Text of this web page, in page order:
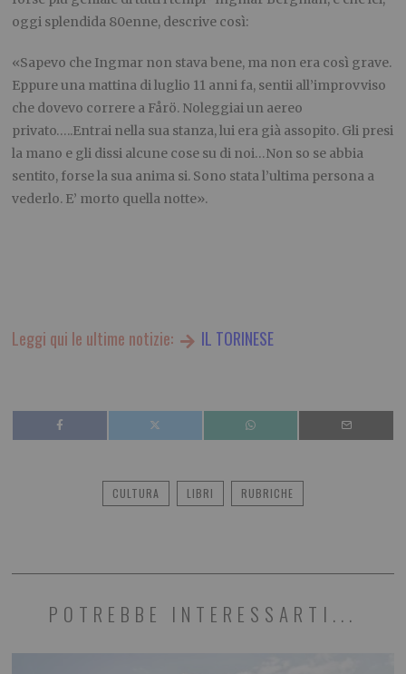
oggi splendida 80enne, descrive così:
«Sapevo che Ingmar non stava bene, ma non era così grave.
Eppure una mattina di luglio 11 anni fa, sentii all’improvviso
che dovevo correre a Fårö. Noleggiai un aereo
privato…..Entrai nella sua stanza, lui era già assopito. Gli presi
la mano e gli dissi alcune cose su di noi…Non so se abbia
sentito, forse la sua anima si. Sono stata l’ultima persona a
vederlo. E’ morto quella notte».
Leggi qui le ultime notizie: IL TORINESE
CULTURA LIBRI RUBRICHE
POTREBBE INTERESSARTI...